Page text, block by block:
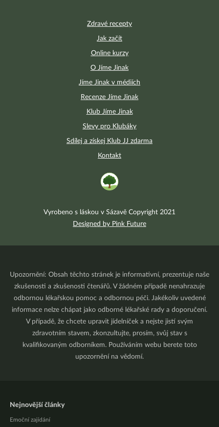
Zdravé recepty
Jak začít
Online kurzy
O Jíme Jinak
Jíme Jinak v médiích
Recenze Jíme Jinak
Klub Jíme Jinak
Slevy pro Klubáky
Sdílej a získej Klub JJ zdarma
Kontakt
Vyrobeno s láskou v Sázavě Copyright 2021
Designed by Pink Future
Upozornění: Obsah těchto stránek je informativní, prezentuje naše
zkušenosti a zkušenosti čtenářů. V žádném případě nenahrazuje
odbornou lékařskou pomoc a odbornou péči. Jakékoliv uvedené
informace nelze chápat jako odborné lékařské rady a doporučení.
V případě, že chcete upravit jídelníček a nejste jistí svým
zdravotním stavem, zkonzultujte, prosím, svůj stav s
kvalifikovaným odborníkem. Používáním webu berete toto
upozornění na vědomí.
Nejnovější články
Emoční zajídání